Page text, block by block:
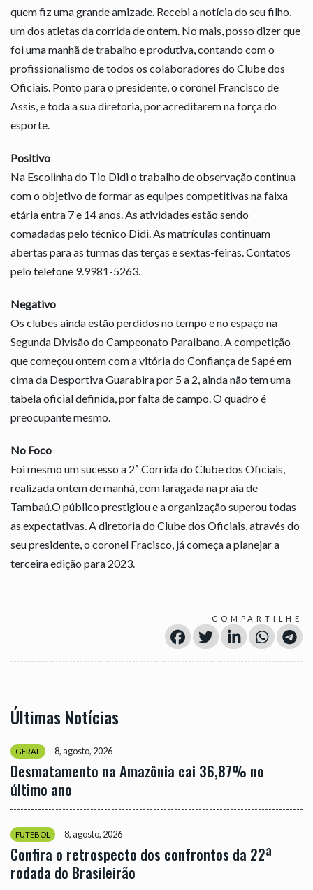
quem fiz uma grande amizade. Recebi a notícia do seu filho,
um dos atletas da corrida de ontem. No mais, posso dizer que
foi uma manhã de trabalho e produtiva, contando com o
profissionalismo de todos os colaboradores do Clube dos
Oficiais. Ponto para o presidente, o coronel Francisco de
Assis, e toda a sua diretoria, por acreditarem na força do
esporte.
Positivo
Na Escolinha do Tio Didi o trabalho de observação continua
com o objetivo de formar as equipes competitivas na faixa
etária entra 7 e 14 anos. As atividades estão sendo
comadadas pelo técnico Didi. As matrículas continuam
abertas para as turmas das terças e sextas-feiras. Contatos
pelo telefone 9.9981-5263.
Negativo
Os clubes ainda estão perdidos no tempo e no espaço na
Segunda Divisão do Campeonato Paraibano. A competição
que começou ontem com a vitória do Confiança de Sapé em
cima da Desportiva Guarabira por 5 a 2, ainda não tem uma
tabela oficial definida, por falta de campo. O quadro é
preocupante mesmo.
No Foco
Foi mesmo um sucesso a 2ª Corrida do Clube dos Oficiais,
realizada ontem de manhã, com laragada na praia de
Tambaú.O público prestigiou e a organização superou todas
as expectativas. A diretoria do Clube dos Oficiais, através do
seu presidente, o coronel Fracisco, já começa a planejar a
terceira edição para 2023.
COMPARTILHE
Últimas Notícias
GERAL 8, agosto, 2026
Desmatamento na Amazônia cai 36,87% no
último ano
FUTEBOL 8, agosto, 2026
Confira o retrospecto dos confrontos da 22ª
rodada do Brasileirão